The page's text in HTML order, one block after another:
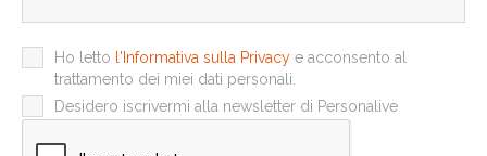
Ho letto l'Informativa sulla Privacy e acconsento al
trattamento dei miei dati personali.
Desidero iscrivermi alla newsletter di Personalive